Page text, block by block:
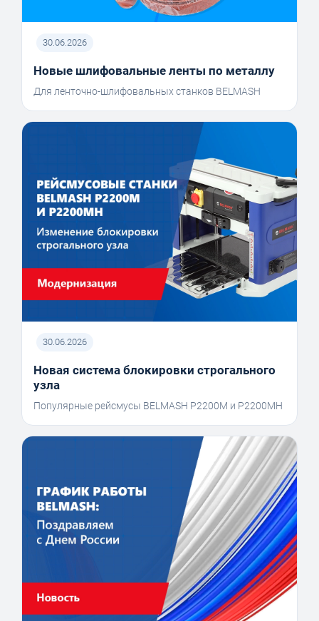
30.06.2026
Новые шлифовальные ленты по металлу
Для ленточно-шлифовальных станков BELMASH
30.06.2026
Новая система блокировки строгального
узла
Популярные рейсмусы BELMASH P2200M и P2200MH